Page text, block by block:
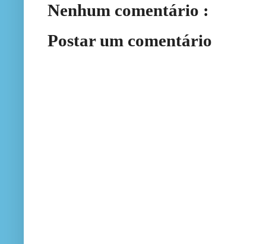
Nenhum comentário :
Postar um comentário